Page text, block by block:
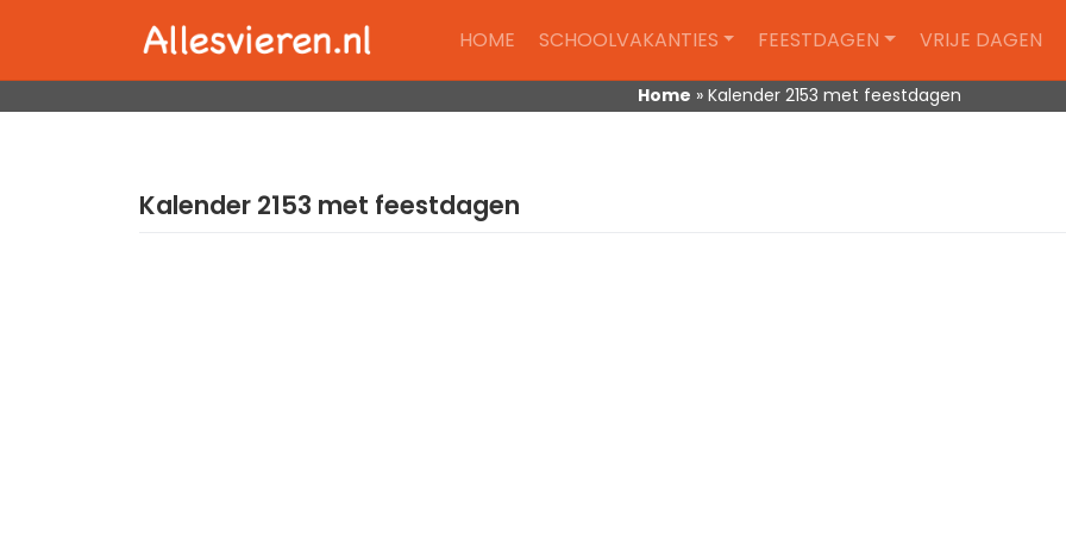
HOME SCHOOLVAKANTIES FEESTDAGEN VRIJE DAGEN
Home » Kalender 2153 met feestdagen
Kalender 2153 met feestdagen